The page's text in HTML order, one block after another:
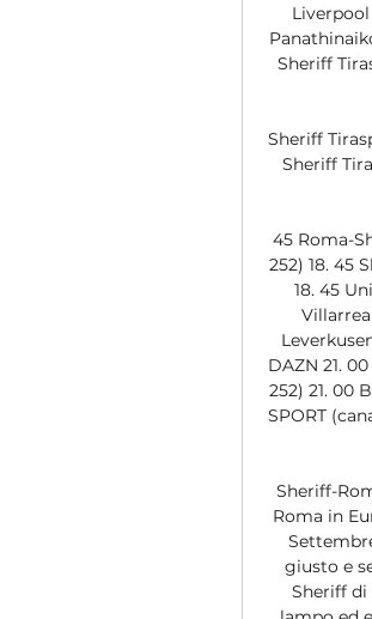
Liverpool
Sheriff
Sheriff
Sheriff
45 Roma-
252) 18. 45
18. 45
DAZN 21.
252) 21. 00
SPORT
Sheriff-
Roma in
giusto e
Sheriff di